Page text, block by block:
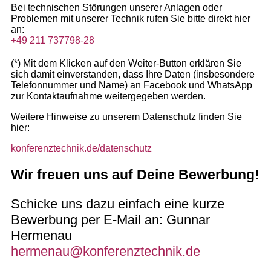
Bei technischen Störungen unserer Anlagen oder
Problemen mit unserer Technik rufen Sie bitte direkt hier
an:
+49 211 737798-28
(*) Mit dem Klicken auf den Weiter-Button erklären Sie
sich damit einverstanden, dass Ihre Daten (insbesondere
Telefonnummer und Name) an Facebook und WhatsApp
zur Kontaktaufnahme weitergegeben werden.
Weitere Hinweise zu unserem Datenschutz finden Sie
hier:
konferenztechnik.de/datenschutz
Wir freuen uns auf Deine Bewerbung!
Schicke uns dazu einfach eine kurze
Bewerbung per E-Mail an: Gunnar
Hermenau
hermenau@konferenztechnik.de